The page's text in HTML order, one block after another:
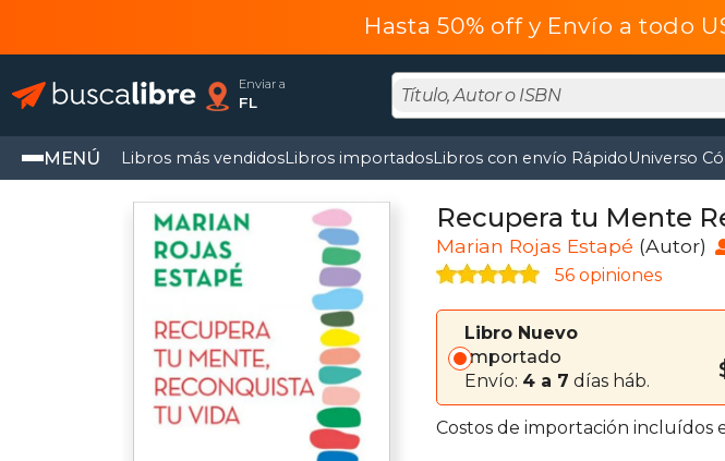
Hasta 50% off y Envío a todo
Enviar a
FL
MENÚ Libros más vendidosLibros importadosLibros con envío RápidoUniverso
Recupera tu Mente
Marian Rojas Estapé (Autor)
56 opiniones
Libro Nuevo
Importado
Envío: 4 a 7 días háb.
Costos de importación incluídos